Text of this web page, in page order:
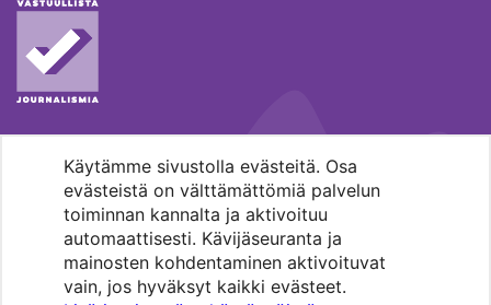
Käytämme sivustolla evästeitä. Osa
evästeistä on välttämättömiä palvelun
toiminnan kannalta ja aktivoituu
automaattisesti. Kävijäseuranta ja
mainosten kohdentaminen aktivoituvat
vain, jos hyväksyt kaikki evästeet.
MENOHAKU